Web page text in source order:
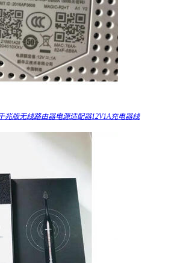
兆版无线路由器电源适配器12V1A充电器线